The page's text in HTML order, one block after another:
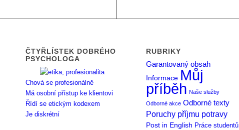
ČTYŘLÍSTEK DOBRÉHO
PSYCHOLOGA
Chová se profesionálně
Má osobní přístup ke klientovi
Řídí se etickým kodexem
Je diskrétní
RUBRIKY
Garantovaný obsah
Informace Můj
příběh Naše služby
Odborné akce Odborné texty
Poruchy příjmu potravy
Post in English Práce studentů